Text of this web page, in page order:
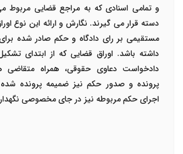
و تمامی اسنادی که به مراجع قضایی مربوط
دسته قرار می گیرند. نگارش و ارائه این نوع
مستقیمی بر رای دادگاه و حکم صادر شده
داشته باشد. اوراق قضایی که از ابتدای
دادخواست دعاوی حقوقی، همراه متقاضی
پرونده و صدور حکم نیز ضمیمه پرونده
اجرای حکم مربوطه نیز در جای مخصوصی